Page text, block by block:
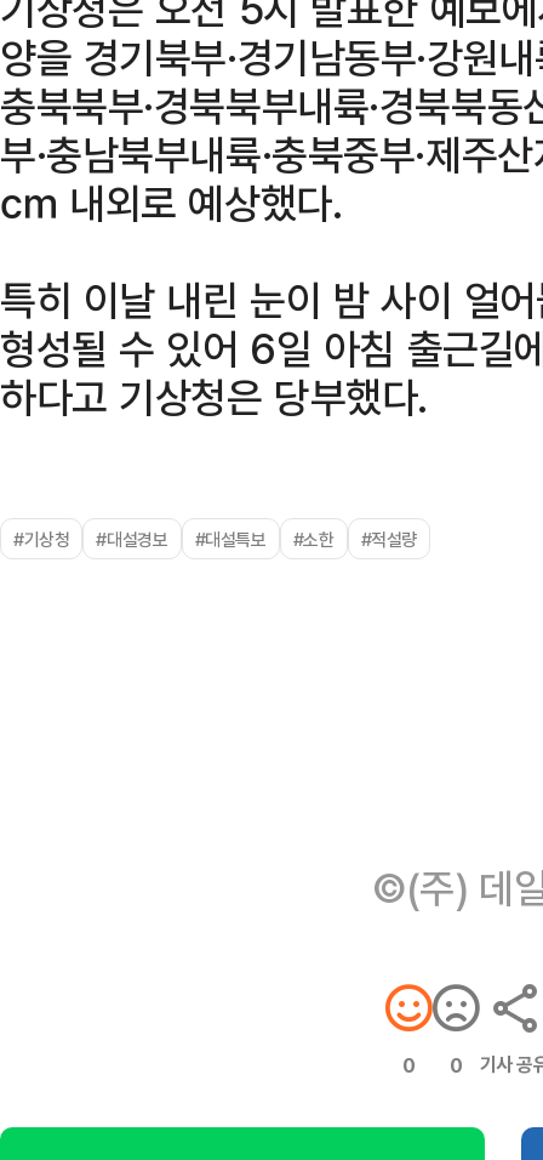
양을 경기북부·경기남동부·강
충북북부·경북북부내륙·경북북
부·충남북부내륙·충북중부·제
㎝ 내외로 예상했다.
특히 이날 내린 눈이 밤 사이 얼
형성될 수 있어 6일 아침 출근길
하다고 기상청은 당부했다.
#기상청 #대설경보 #대설특보 #소한 #적설량
©(주) 데
0 0 기사 공